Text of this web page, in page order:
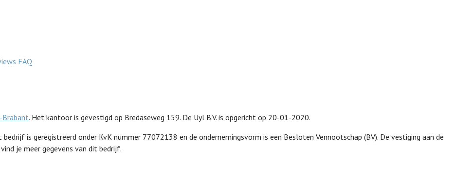
FAQ
Brabant. Het kantoor is gevestigd op Bredaseweg 159. De Uyl B.V. is opgericht op 20-01-2020.
bedrijf is geregistreerd onder KvK nummer 77072138 en de ondernemingsvorm is een Besloten Vennootschap (BV). De vestiging aan de
je meer gegevens van dit bedrijf.